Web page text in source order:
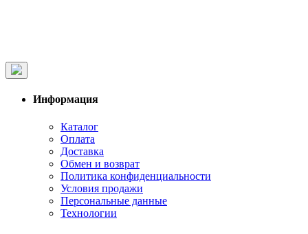
Информация
Каталог
Оплата
Доставка
Обмен и возврат
Политика конфиденциальности
Условия продажи
Персональные данные
Технологии